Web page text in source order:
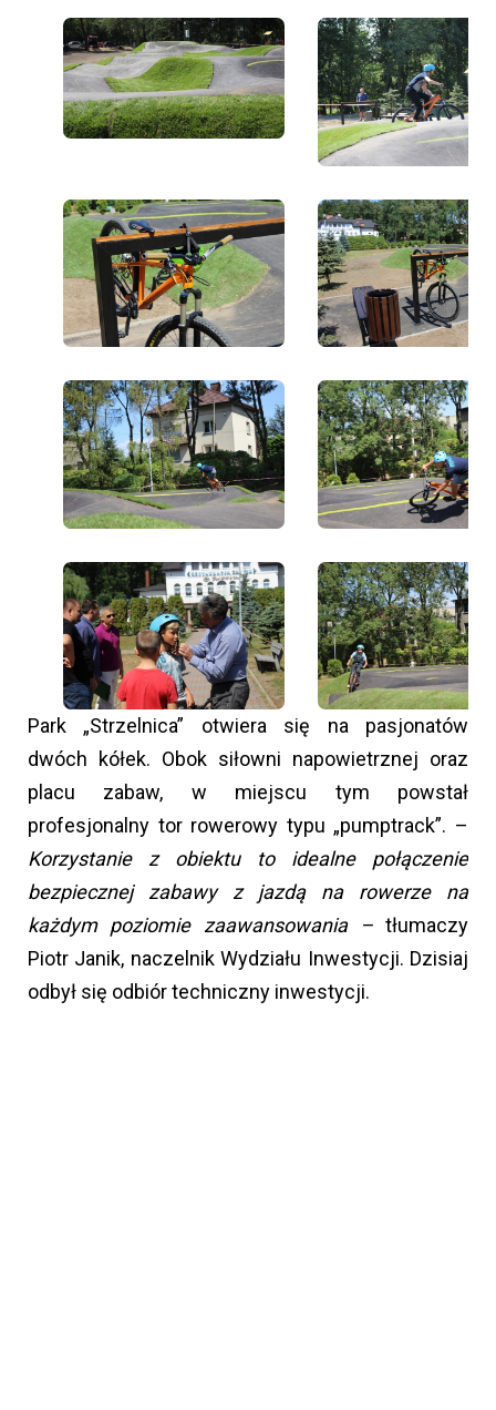
Park „Strzelnica” otwiera się na pasjonatów
dwóch kółek. Obok siłowni napowietrznej oraz
placu zabaw, w miejscu tym powstał
profesjonalny tor rowerowy typu „pumptrack”. –
Korzystanie z obiektu to idealne połączenie
bezpiecznej zabawy z jazdą na rowerze na
każdym poziomie zaawansowania –tłumaczy
Piotr Janik, naczelnik Wydziału Inwestycji. Dzisiaj
odbył się odbiór techniczny inwestycji.